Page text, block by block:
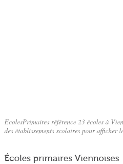
EcolesPrimaires référence 23 écoles à
des établissements scolaires pour afficher
Écoles primaires Viennoises